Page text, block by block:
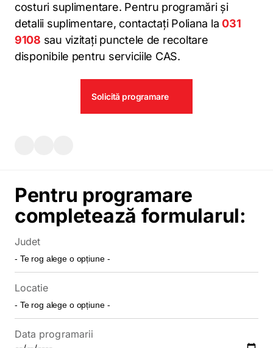
costuri suplimentare. Pentru programări și
detalii suplimentare, contactați Poliana la031
9108 sau vizitați punctele de recoltare
disponibile pentru serviciile CAS.
Solicită programare
Pentru programare
completează formularul:
Judet
Locatie
Data programarii